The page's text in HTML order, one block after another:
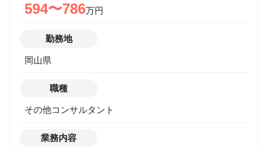
594〜786万円
勤務地
岡山県
職種
その他コンサルタント
業務内容